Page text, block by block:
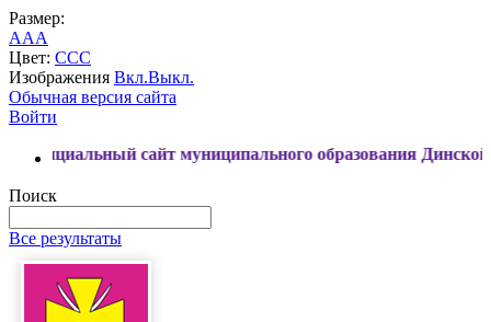
Размер:
AAA
Цвет: CCC
Изображения Вкл.Выкл.
Обычная версия сайта
Войти
сайт муниципального образования Динской район
Поиск
Все результаты